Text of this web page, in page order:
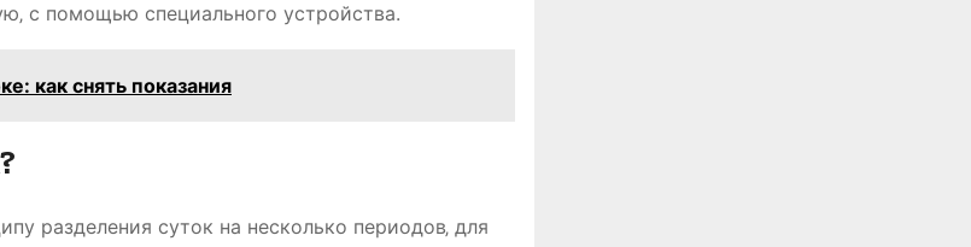
с помощью специального устройства.
как снять показания
разделения суток на несколько периодов‚ для